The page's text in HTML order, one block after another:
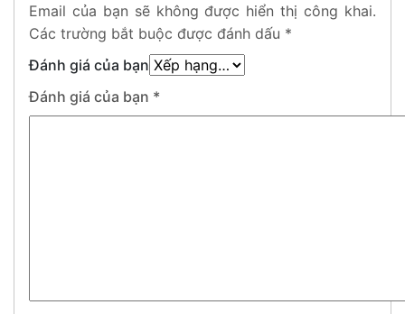
Email của bạn sẽ không được hiển thị công khai.
Các trường bắt buộc được đánh dấu *
Đánh giá của bạn
Đánh giá của bạn *